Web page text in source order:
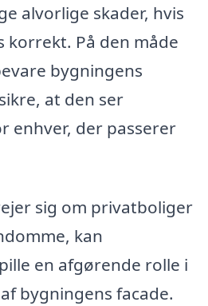
alvorlige skader, hvis
korrekt. På den måde
bygningens
at den ser
enhver, der passerer
sig om privatboliger
kan
en afgørende rolle i
bygningens facade.